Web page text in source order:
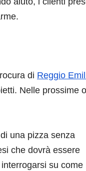
di Reggio
Nelle prossime
una pizza senza
che dovrà essere
su come